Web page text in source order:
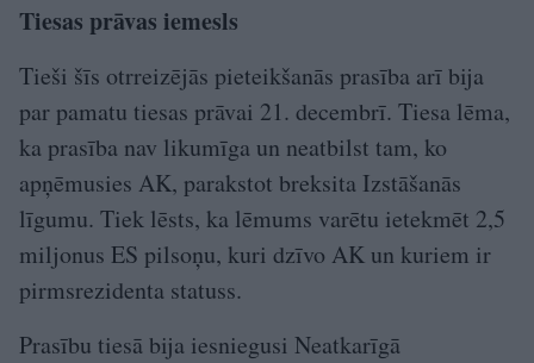
Tiesas prāvas iemesls
Tieši šīs otrreizējās pieteikšanās prasība arī bija
par pamatu tiesas prāvai 21. decembrī. Tiesa lēma,
ka prasība nav likumīga un neatbilst tam, ko
apņēmusies AK, parakstot breksita Izstāšanās
līgumu. Tiek lēsts, ka lēmums varētu ietekmēt 2,5
miljonus ES pilsoņu, kuri dzīvo AK un kuriem ir
pirmsrezidenta statuss.
Prasību tiesā bija iesniegusi Neatkarīgā